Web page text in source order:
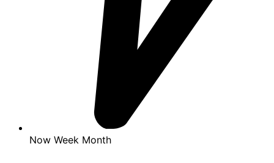
Now Week Month